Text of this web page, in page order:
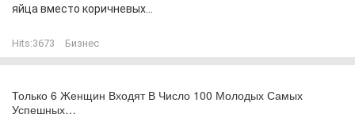
яйца вместо коричневых...
Hits:3673 Бизнес
Только 6 Женщин Входят В Число 100 Молодых Самых
Успешных…